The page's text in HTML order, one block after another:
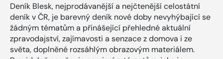
Deník Blesk, nejprodávanější a nejčtenější celostátní
deník v ČR, je barevný deník nové doby nevyhýbající se
žádným tématům a přinášející přehledné aktuální
zpravodajství, zajímavosti a senzace z domova i ze
světa, doplněné rozsáhlým obrazovým materiálem.